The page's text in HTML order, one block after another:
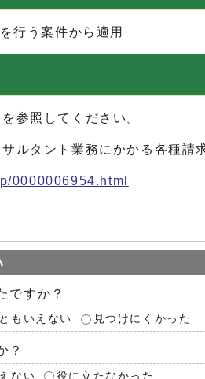
行う案件から適用
参照してください。
ルタント業務にかかる各種請
0000006954.html
ですか？
もいえない 見つけにくかった
？
ない 役に立たなかった